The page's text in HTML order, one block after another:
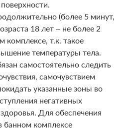
(более 5 минут,
18 лет – не более 2
комплексе, т.к. такое
температуры тела.
самостоятельно следить
самочувствием
указанные зоны во
негативных
Для обеспечения
банном комплексе